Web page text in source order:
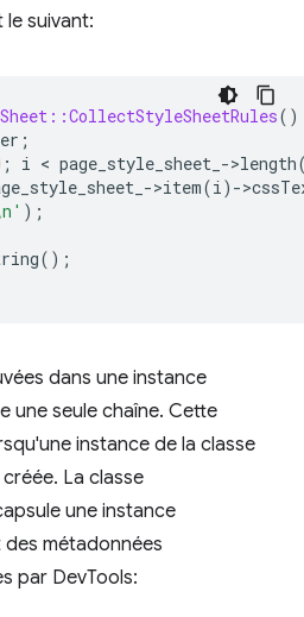
suivant:
()
;
; i < page_style_sheet_ ->length
->item(i) ->
);
();
dans une instance
une seule chaîne. Cette
instance de la classe
La classe
une instance
des métadonnées
par DevTools: